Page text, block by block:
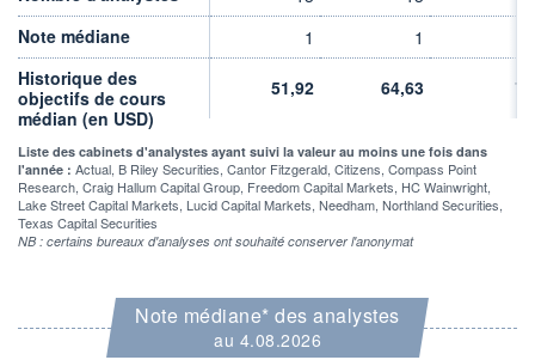
VOLUME
0
CAPITAL ÉCHANGÉ
0,00%
VALORISATION
8 517 MUSD
CAPI.
10 959 MUSD
BAISSE
0,0000
HAUSSE
0,0000
RENDEMENT
ESTIMÉ 2026
-
PER ESTIMÉ
-
07.08.26 / 22:00:00
ÉLIGIBILITÉ RISQUE ESG
Note médiane
1 1
Historique des
objectifs de cours
médian (en USD)
51,92 64,63 73
Liste des cabinets d'analystes ayant suivi la valeur au moins une fois dans
l'année : Actual, B Riley Securities, Cantor Fitzgerald, Citizens, Compass Point
Research, Craig Hallum Capital Group, Freedom Capital Markets, HC Wainwright,
Lake Street Capital Markets, Lucid Capital Markets, Needham, Northland Securities,
Texas Capital Securities
NB : certains bureaux d'analyses ont souhaité conserver l'anonymat
Note médiane* des analystes
au 4.08.2026